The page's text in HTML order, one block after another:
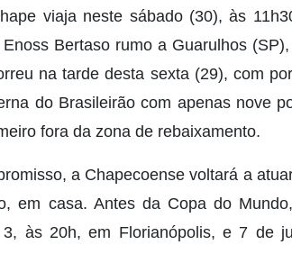
viaja neste sábado (30), às
Bertaso rumo a Guarulhos
na tarde desta sexta (29), com
do Brasileirão com apenas nove
fora da zona de rebaixamento.
a Chapecoense voltará a
em casa. Antes da Copa do
às 20h, em Florianópolis, e 7 de